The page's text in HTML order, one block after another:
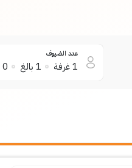
عدد الضيوف
1غرفة 1 بالغ 0